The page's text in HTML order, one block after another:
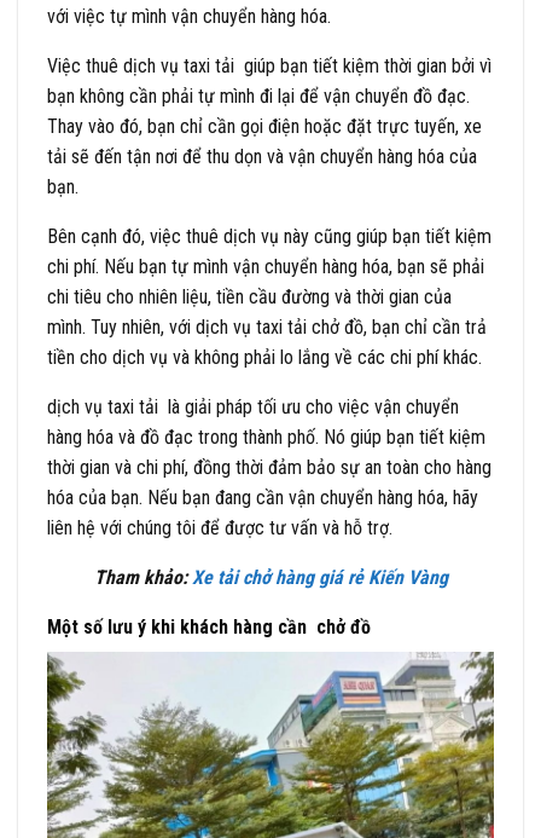
với việc tự mình vận chuyển hàng hóa.
Việc thuê dịch vụ taxi tải giúp bạn tiết kiệm thời gian bởi vì
bạn không cần phải tự mình đi lại để vận chuyển đồ đạc.
Thay vào đó, bạn chỉ cần gọi điện hoặc đặt trực tuyến, xe
tải sẽ đến tận nơi để thu dọn và vận chuyển hàng hóa của
bạn.
Bên cạnh đó, việc thuê dịch vụ này cũng giúp bạn tiết kiệm
chi phí. Nếu bạn tự mình vận chuyển hàng hóa, bạn sẽ phải
chi tiêu cho nhiên liệu, tiền cầu đường và thời gian của
mình. Tuy nhiên, với dịch vụ taxi tải chở đồ, bạn chỉ cần trả
tiền cho dịch vụ và không phải lo lắng về các chi phí khác.
dịch vụ taxi tải là giải pháp tối ưu cho việc vận chuyển
hàng hóa và đồ đạc trong thành phố. Nó giúp bạn tiết kiệm
thời gian và chi phí, đồng thời đảm bảo sự an toàn cho hàng
hóa của bạn. Nếu bạn đang cần vận chuyển hàng hóa, hãy
liên hệ với chúng tôi để được tư vấn và hỗ trợ.
Tham khảo:Xe tải chở hàng giá rẻ Kiến Vàng
Một số lưu ý khi khách hàng cần chở đồ